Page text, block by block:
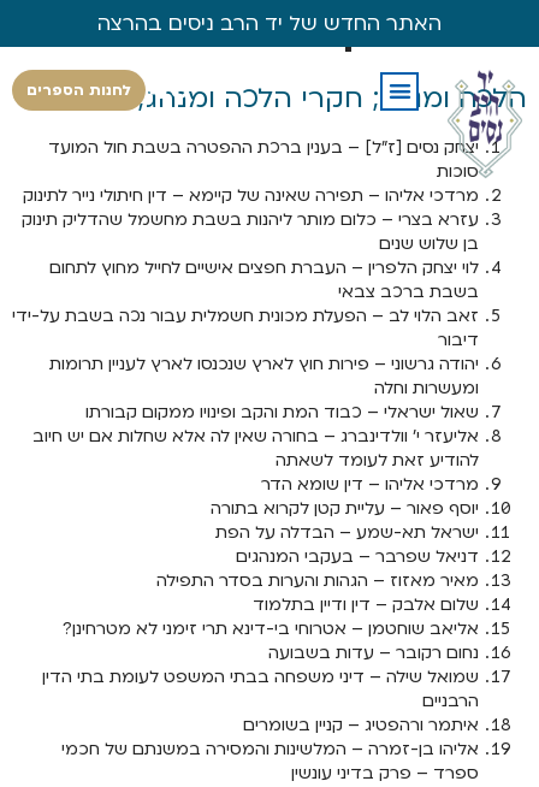
האתר החדש של יד הרב ניסים בהרצה
לחנות הספרים
סדר ראשון
הלכה ומנהג; חקרי הלכה ומנהג; משפט
יצחק נסים [ז"ל] – בענין ברכת ההפטרה בשבת חול המועד
סוכות
מרדכי אליהו – תפירה שאינה של קיימא – דין חיתולי נייר לתינוק
עזרא בצרי – כלום מותר ליהנות בשבת מחשמל שהדליק תינוק
בן שלוש שנים
לוי יצחק הלפרין – העברת חפצים אישיים לחייל מחוץ לתחום
בשבת ברכב צבאי
זאב הלוי לב – הפעלת מכונית חשמלית עבור נכה בשבת על-ידי
דיבור
יהודה גרשוני – פירות חוץ לארץ שנכנסו לארץ לעניין תרומות
ומעשרות וחלה
שאול ישראלי – כבוד המת והקב ופינויו ממקום קבורתו
אליעזר י' וולדינברג – בחורה שאין לה אלא שחלות אם יש חיוב
להודיע זאת לעומד לשאתה
מרדכי אליהו – דין שומא הדר
יוסף פאור – עליית קטן לקרוא בתורה
ישראל תא-שמע – הבדלה על הפת
דניאל שפרבר – בעקבי המנהגים
מאיר מאזוז – הגהות והערות בסדר התפילה
שלום אלבק – דין ודיין בתלמוד
אליאב שוחטמן – אטרוחי בי-דינא תרי זימני לא מטרחינן?
נחום רקובר – עדות בשבועה
שמואל שילה – דיני משפחה בבתי המשפט לעומת בתי הדין
הרבניים
איתמר ורהפטיג – קניין בשומרים
אליהו בן-זמרה – המלשינות והמסירה במשנתם של חכמי
ספרד – פרק בדיני עונשין